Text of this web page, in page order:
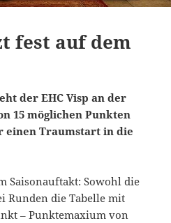
fest auf dem
der EHC Visp an der
15 möglichen Punkten
einen Traumstart in die
Saisonauftakt: Sowohl die
Runden die Tabelle mit
– Punktemaxium von